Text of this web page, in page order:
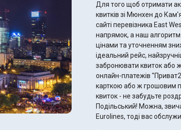
Для того щоб отримати
квитків зі Мюнхен до
сайті перевізника East
напрямок, а наш
цінами та уточненням знижок для
ідеальний рейс,
забронювати квиток або
онлайн-платежів
карткою або ж грошовим переказом. Після оплати ви
квиток - не забудьте
Подільський! Можна,
Eurolines, тоді вас